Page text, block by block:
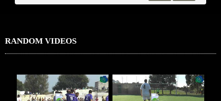
RANDOM VIDEOS